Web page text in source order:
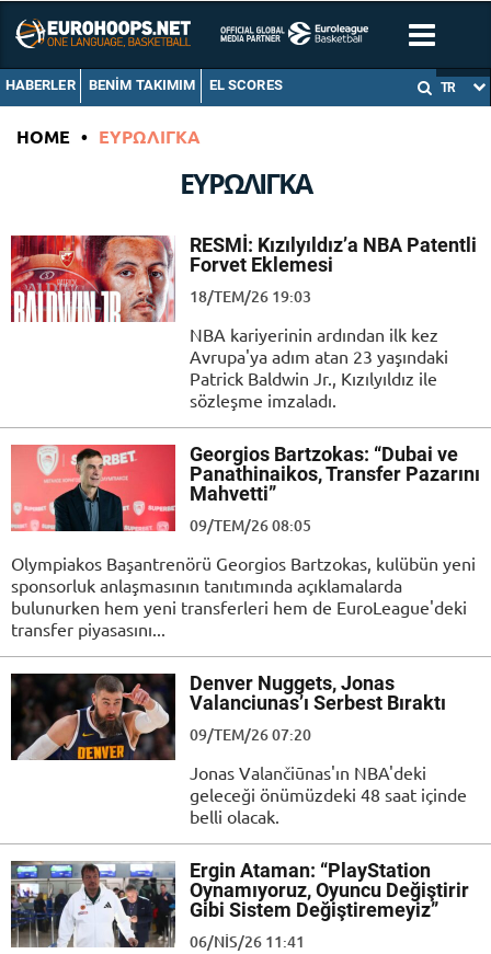
HABERLER BENIM TAKIMIM EL SCORES TR
HOME • ΕΥΡΩΛΙΓΚΑ
ΕΥΡΩΛΙΓΚΑ
RESMİ: Kızılyıldız’a NBA Patentli
Forvet Eklemesi
18/TEM/26 19:03
NBA kariyerinin ardından ilk kez
Avrupa'ya adım atan 23 yaşındaki
Patrick Baldwin Jr., Kızılyıldız ile
sözleşme imzaladı.
Georgios Bartzokas: “Dubai ve
Panathinaikos, Transfer Pazarını
Mahvetti”
09/TEM/26 08:05
Olympiakos Başantrenörü Georgios Bartzokas, kulübün yeni
sponsorluk anlaşmasının tanıtımında açıklamalarda
bulunurken hem yeni transferleri hem de EuroLeague'deki
transfer piyasasını...
Denver Nuggets, Jonas
Valanciunas’ı Serbest Bıraktı
09/TEM/26 07:20
Jonas Valančiūnas'ın NBA'deki
geleceği önümüzdeki 48 saat içinde
belli olacak.
Ergin Ataman: “PlayStation
Oynamıyoruz, Oyuncu Değiştirir
Gibi Sistem Değiştiremeyiz”
06/NIS/26 11:41